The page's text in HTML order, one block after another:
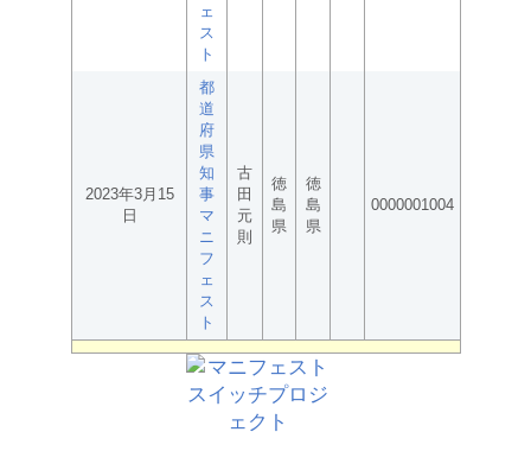
ェ
ス
ト
2023年3月15
日
都
道
府
県
知
事
マ
ニ
フ
ェ
ス
ト
古
田
元
則
徳
島
県
徳
島
県
0000001004